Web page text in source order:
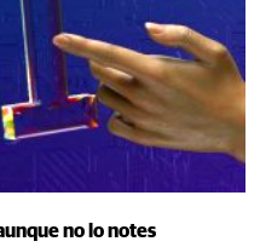
no lo notes